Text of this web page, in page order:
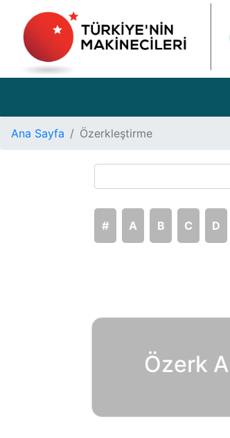
Ana Sayfa Özerkleştirme
# A B C D
Özerk